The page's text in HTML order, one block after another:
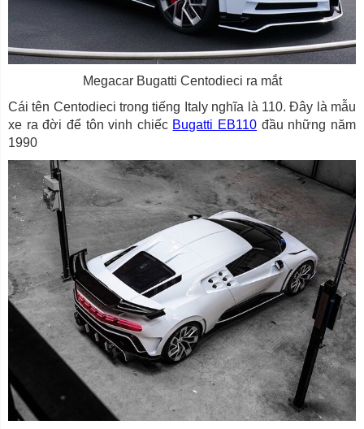
Megacar Bugatti Centodieci ra mắt
Cái tên Centodieci trong tiếng Italy nghĩa là 110. Đây là mẫu
xe ra đời để tôn vinh chiếc Bugatti EB110 đầu những năm
1990